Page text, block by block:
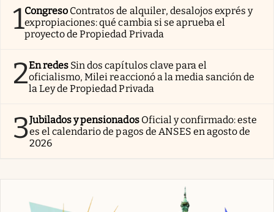
1Congreso Contratos de alquiler, desalojos exprés y
expropiaciones: qué cambia si se aprueba el
proyecto de Propiedad Privada
2En redes Sin dos capítulos clave para el
oficialismo, Milei reaccionó a la media sanción de
la Ley de Propiedad Privada
3Jubilados y pensionados Oficial y confirmado: este
es el calendario de pagos de ANSES en agosto de
2026